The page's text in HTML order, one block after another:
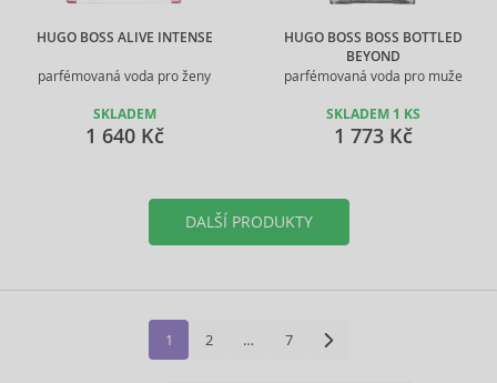
HUGO BOSS ALIVE INTENSE
parfémovaná voda pro ženy
SKLADEM
1 640 Kč
HUGO BOSS BOSS BOTTLED
BEYOND
parfémovaná voda pro muže
SKLADEM 1 KS
1 773 Kč
DALŠÍ PRODUKTY
1 2 … 7